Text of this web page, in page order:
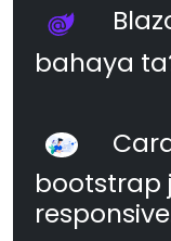
bahaya
bootstrap